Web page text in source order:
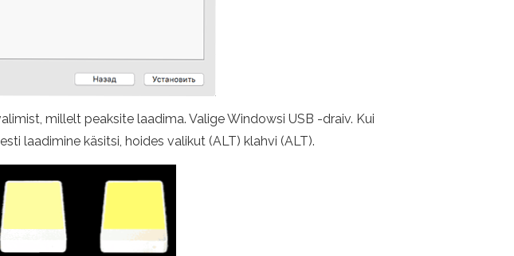
millelt peaksite laadima. Valige Windowsi USB -draiv. Kui
laadimine käsitsi, hoides valikut (ALT) klahvi (ALT).